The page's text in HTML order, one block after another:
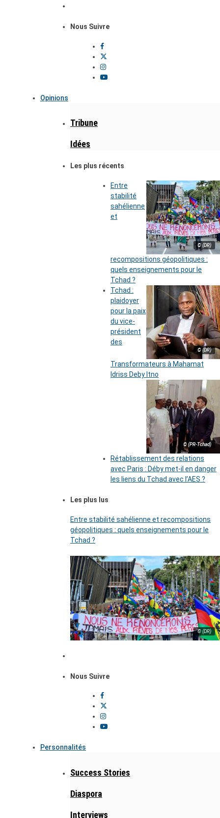
Nous Suivre
Opinions
Tribune
Idées
Les plus récents
© (DR)
Entre
stabilité
sahélienne
et
recompositions géopolitiques :
quels enseignements pour le
Tchad ?
© (DR)
Tchad :
plaidoyer
pour la paix
du vice-
président
des
Transformateurs à Mahamat
Idriss Deby Itno
© (PR-Tchad)
Rétablissement des relations
avec Paris : Déby met-il en danger
les liens du Tchad avec l’AES ?
Les plus lus
Entre stabilité sahélienne et recompositions
géopolitiques : quels enseignements pour le
Tchad ?
© (DR)
Nous Suivre
Personnalités
Success Stories
Diaspora
Interviews